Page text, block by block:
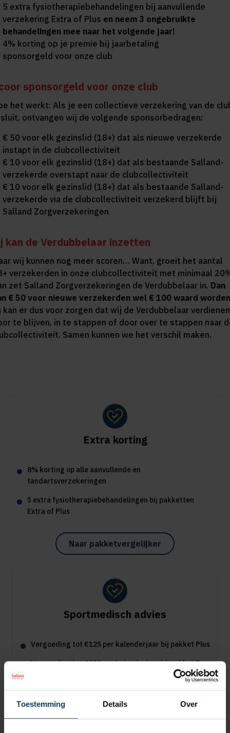
Toestemming Details Over
5 extra fysiotherapiebehandelingen bij aanvullende
verzekering Extra of Plus en neem 3 ongebruikte
behandelingen mee naar het volgende jaar!
4% korting op je premie bij jaarbetaling
sponsorgeld voor onze club
sponsorgeld voor onze club
het werkt: Als je een collectieve verzekering van de
ontvangen wij de volgende sponsorbedragen:
€ 50 voor elk gezinslid (18+) dat als nieuwe verzekerde
instapt in de clubcollectiviteit
€ 10 voor elk gezinslid (18+) dat als bestaande Salland-
verzekerde overstapt naar de clubcollectiviteit
€ 10 voor elk gezinslid (18+) dat als bestaande Salland-
verzekerde via de clubcollectiviteit verzekerd blijft bij
Salland Zorgverzekeringen
kan de Verdubbelaar inzetten
wij kunnen nog meer scoren… Want, groeit het aantal
verzekerden in onze clubcollectiviteit met minimaal
zet Salland Zorgverzekeringen de Verdubbelaar in. Dan
€ 50 voor nieuwe verzekerden wel € 100 waard
kan er dus voor zorgen dat wij de Verdubbelaar
te blijven, in te stappen of door over te stappen naar
Samen kunnen we het verschil maken.
Extra korting
8% korting op alle aanvullende en
tandartsverzekeringen
5 extra fysiotherapiebehandelingen bij pakketten
Extra of Plus
Naar pakketvergelijker
Sportmedisch advies
Vergoeding tot €125 per kalenderjaar bij pakket Plus
Vergoeding tot €250 per kalenderjaar bij pakket Top